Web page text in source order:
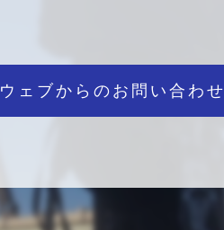
ウェブからのお問い合わせ